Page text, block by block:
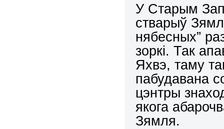
У Старым
стварыў
нябесных”
зоркі. Так
Яхвэ, таму
пабудавана
цэнтры
якога
Зямля.